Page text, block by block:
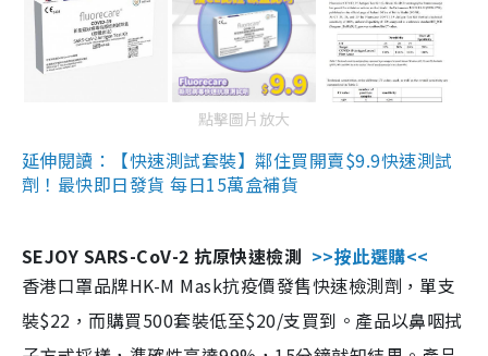
點擊圖片放大
延伸閱讀：【快速測試套裝】鄰住買開賣$9.9快速測試
劑！最快即日發貨 每日15萬盒補貨
SEJOY SARS-CoV-2 抗原快速檢測 >>按此選購<<
香港口罩品牌HK-M Mask抗疫價發售快速檢測劑，單支
裝$22，而購買500套裝低至$20/支買到。產品以鼻咽拭